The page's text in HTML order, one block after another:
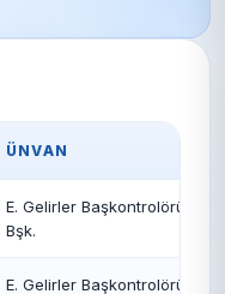
ÜNVAN
E. Gelirler Başkontrolörü •
Bşk.
E. Gelirler Başkontrolörü